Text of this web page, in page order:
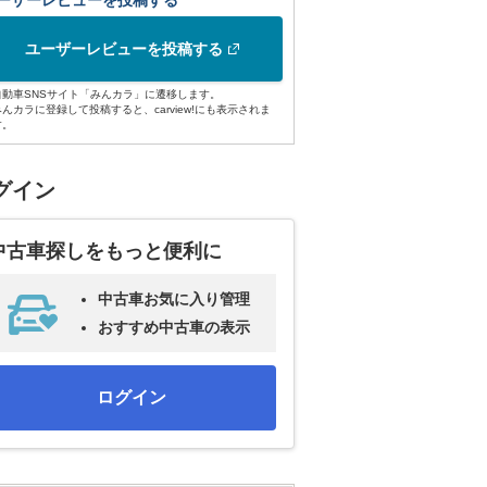
ユーザーレビューを投稿する
車SNSサイト「みんカラ」に遷移します。
んカラに登録して投稿すると、carview!にも表示されま
イン
古車探しをもっと便利に
中古車お気に入り管理
おすすめ中古車の表示
ログイン